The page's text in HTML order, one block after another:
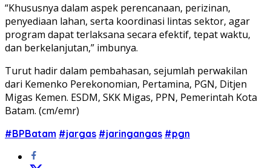
“Khususnya dalam aspek perencanaan, perizinan,
penyediaan lahan, serta koordinasi lintas sektor, agar
program dapat terlaksana secara efektif, tepat waktu,
dan berkelanjutan,” imbunya.
Turut hadir dalam pembahasan, sejumlah perwakilan
dari Kemenko Perekonomian, Pertamina, PGN, Ditjen
Migas Kemen. ESDM, SKK Migas, PPN, Pemerintah Kota
Batam. (cm/emr)
#BPBatam #jargas #jaringangas #pgn